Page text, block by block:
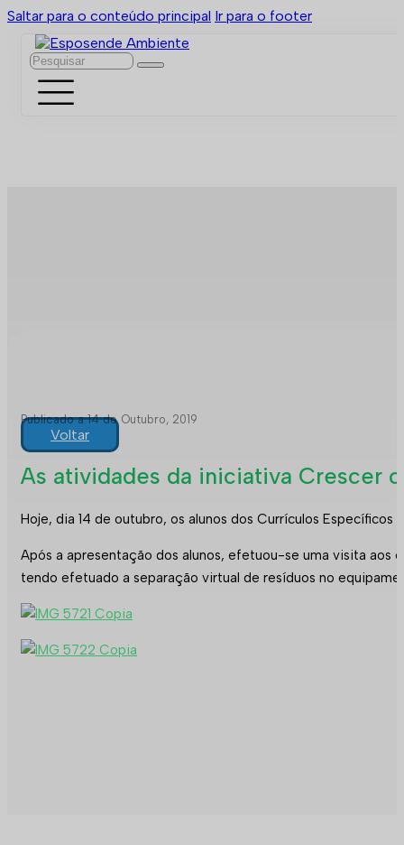
Saltar para o conteúdo principal Ir para o footer
Pesquisar
Publicado a 14 de Outubro, 2019
Voltar
As atividades da iniciativa Crescer
Hoje, dia 14 de outubro, os alunos dos Currículos
Após a apresentação dos alunos, efetuou-se uma visita aos
tendo efetuado a separação virtual de resíduos no